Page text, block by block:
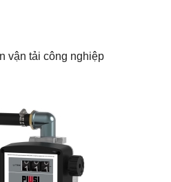
vận tải công nghiệp